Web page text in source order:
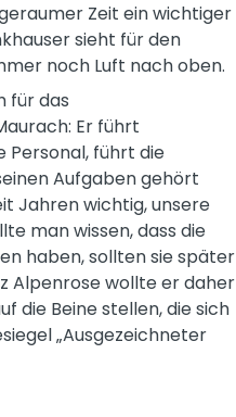
Zeit ein wichtiger
sieht für den
noch Luft nach oben.
für das
Er führt
führt die
Aufgaben gehört
Jahren wichtig, unsere
man wissen, dass die
haben, sollten sie später
Alpenrose wollte er daher
die Beine stellen, die sich
„Ausgezeichneter